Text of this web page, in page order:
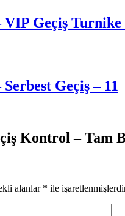
Geçiş Turnike
Geçiş – 11
Kontrol – Tam
alanlar * ile